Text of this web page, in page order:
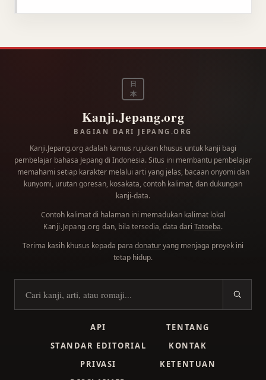
日
本
Kanji.Jepang.org
BAGIAN DARI JEPANG.ORG
Kanji.Jepang.org adalah kamus rujukan khusus untuk kanji bagi
pembelajar bahasa Jepang di Indonesia. Situs ini membantu pembelajar
memahami setiap karakter melalui arti yang jelas, bacaan onyomi dan
kunyomi, urutan goresan, kosakata, contoh kalimat, dan dukungan
kanji-data.
Contoh kalimat di halaman ini memadukan kalimat lokal
Kanji.Jepang.org dan, bila tersedia, data dari Tatoeba.
Terima kasih khusus kepada para donaturyang menjaga proyek ini
tetap hidup.
Cari kanji
API
TENTANG
STANDAR EDITORIAL
KONTAK
PRIVASI
KETENTUAN